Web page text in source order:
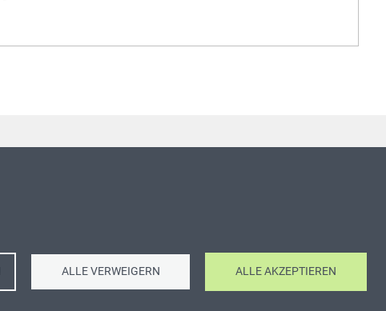
ALLE VERWEIGERN ALLE AKZEPTIEREN